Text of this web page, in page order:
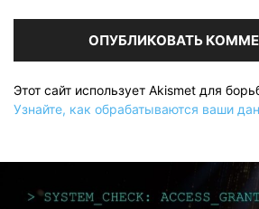
Этот сайт использует Akismet для
Узнайте, как обрабатываются ваши